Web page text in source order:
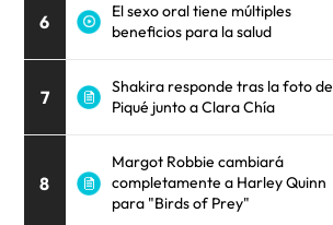
6
El sexo oral tiene múltiples
beneficios para la salud
7
Shakira responde tras la foto de
Piqué junto a Clara Chía
8
Margot Robbie cambiará
completamente a Harley Quinn
para "Birds of Prey"